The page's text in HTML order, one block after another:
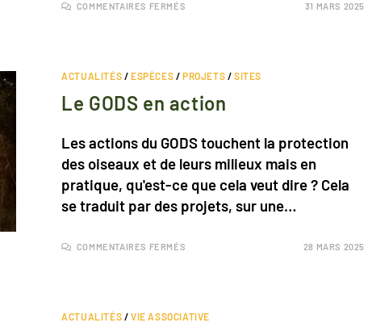
COMMENTAIRES FERMÉS 31 MARS 2025
ACTUALITÉS /ESPÈCES /PROJETS /SITES
Le GODS en action
Les actions du GODS touchent la protection
des oiseaux et de leurs milieux mais en
pratique, qu'est-ce que cela veut dire ? Cela
se traduit par des projets, sur une…
COMMENTAIRES FERMÉS 28 MARS 2025
ACTUALITÉS /VIE ASSOCIATIVE